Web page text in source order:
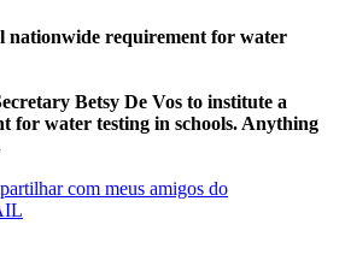
nationwide requirement for water
Betsy De Vos to institute a
for water testing in schools. Anything
com meus amigos do